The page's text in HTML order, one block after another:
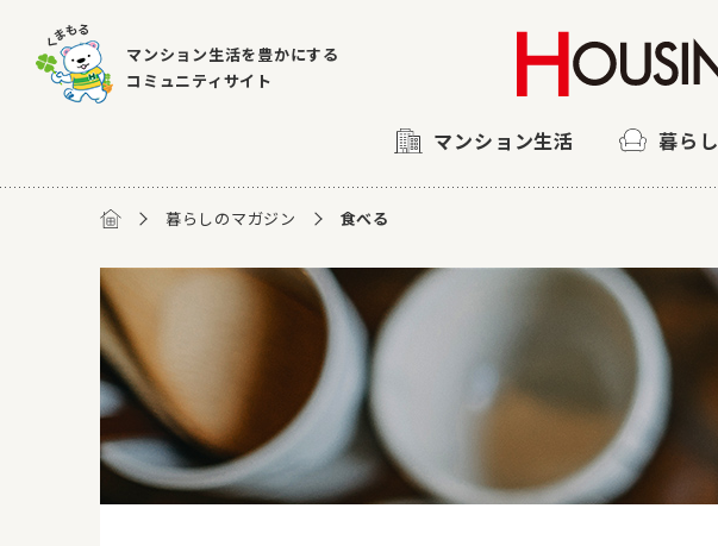
マンション生活を豊かにする
コミュニティサイト
マンション生活 暮らし
暮らしのマガジン 食べる